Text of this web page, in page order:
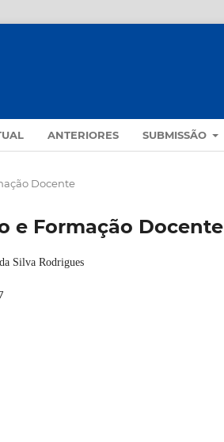
ANTERIORES SUBMISSÃO
Docente
e Formação Docente
Silva Rodrigues